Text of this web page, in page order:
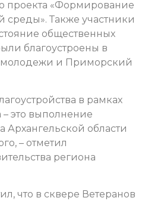
проекта «Формирование
среды». Также участники
общественных
благоустроены в
и Приморский
в рамках
это выполнение
Архангельской области
– отметил
региона
что в сквере Ветеранов